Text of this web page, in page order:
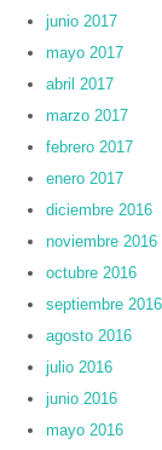
junio 2017
mayo 2017
abril 2017
marzo 2017
febrero 2017
enero 2017
diciembre 2016
noviembre 2016
octubre 2016
septiembre 2016
agosto 2016
julio 2016
junio 2016
mayo 2016